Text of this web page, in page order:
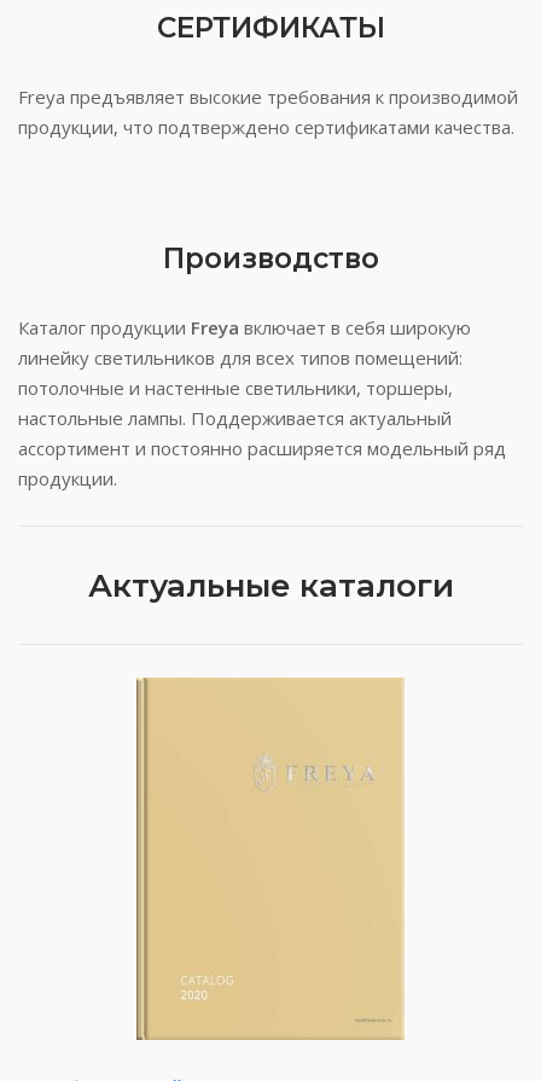
СЕРТИФИКАТЫ
Freya предъявляет высокие требования к производимой
продукции, что подтверждено сертификатами качества.
Производство
Каталог продукции Freya включает в себя широкую
линейку светильников для всех типов помещений:
потолочные и настенные светильники, торшеры,
настольные лампы. Поддерживается актуальный
ассортимент и постоянно расширяется модельный ряд
продукции.
Актуальные каталоги